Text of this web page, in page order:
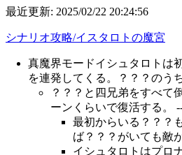
最近更新: 2025/02/22 20:24:56
シナリオ攻略/イスタロトの魔宮
真魔界モードイシュタロトは
を連発してくる。？？？のう
？？？と四兄弟をすべて
ーンくらいで復活する。
最初からいる？？？
ば？？？がいても敵
イシュタロトはプロ